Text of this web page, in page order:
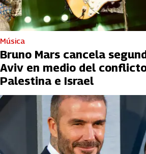
Música
Bruno Mars cancela
Aviv en medio del
Palestina e Israel